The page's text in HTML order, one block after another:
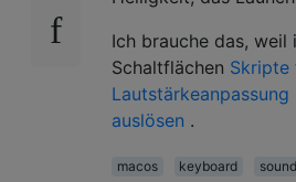
Ich brauche das,
Schaltflächen Skripte
Lautstärkeanpassung
auslösen .
macos keyboard